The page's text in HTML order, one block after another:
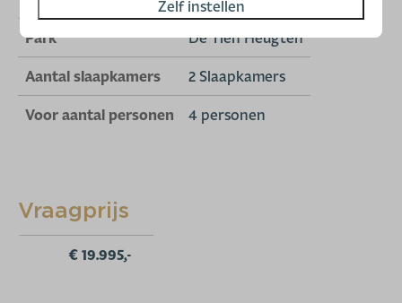
Park
De Tien Heugten
Aantal slaapkamers
2 Slaapkamers
Voor aantal personen
4 personen
Vraagprijs
€ 19.995,-
Zelf instellen